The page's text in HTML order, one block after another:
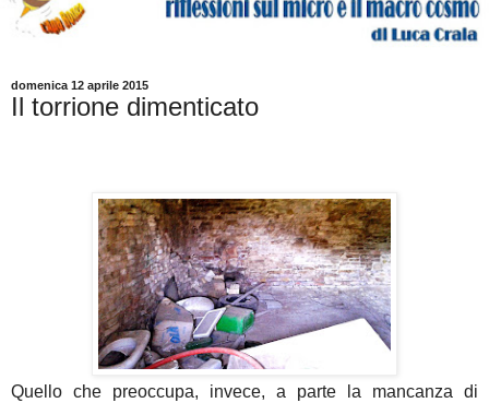
domenica 12 aprile 2015
Il torrione dimenticato
Quello che preoccupa, invece, a parte la mancanza di